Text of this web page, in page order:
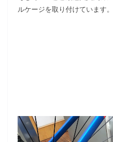
ルケージを取り付けています。